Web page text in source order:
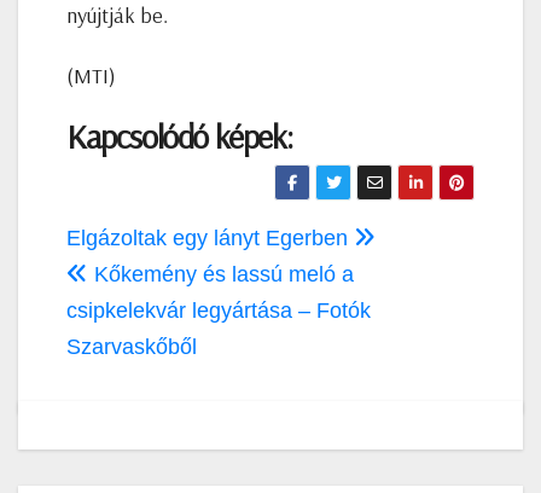
nyújtják be.
(MTI)
Kapcsolódó képek:
Bejegyzés
navigáció
Elgázoltak egy lányt Egerben
Kőkemény és lassú meló a
csipkelekvár legyártása – Fotók
Szarvaskőből